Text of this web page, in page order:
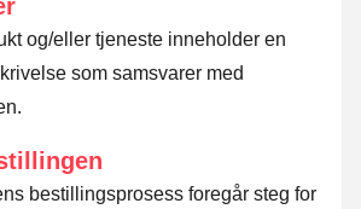
og/eller tjeneste inneholder en
som samsvarer med
bestillingsprosess foregår steg for